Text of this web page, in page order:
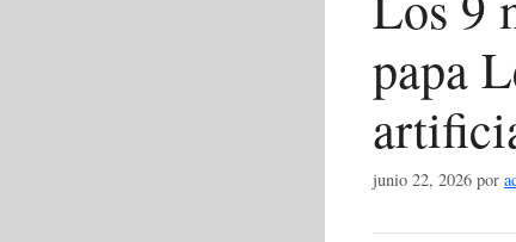
papa
junio 22, 2026 por